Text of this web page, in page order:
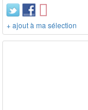
+ ajout à ma sélection